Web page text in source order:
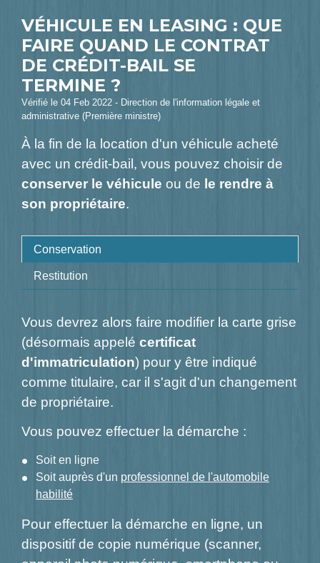
VÉHICULE EN LEASING : QUE
FAIRE QUAND LE CONTRAT
DE CRÉDIT-BAIL SE
TERMINE ?
Vérifié le 04 Feb 2022 - Direction de l'information légale et
administrative (Première ministre)
À la fin de la location d'un véhicule acheté
avec un crédit-bail, vous pouvez choisir de
conserver le véhicule ou de le rendre à
son propriétaire.
Conservation
Restitution
Vous devrez alors faire modifier la carte grise
(désormais appelé certificat
d'immatriculation) pour y être indiqué
comme titulaire, car il s'agit d'un changement
de propriétaire.
Vous pouvez effectuer la démarche :
Soit en ligne
Soit auprès d'un professionnel de l'automobile
habilité
Pour effectuer la démarche en ligne, un
dispositif de copie numérique (scanner,